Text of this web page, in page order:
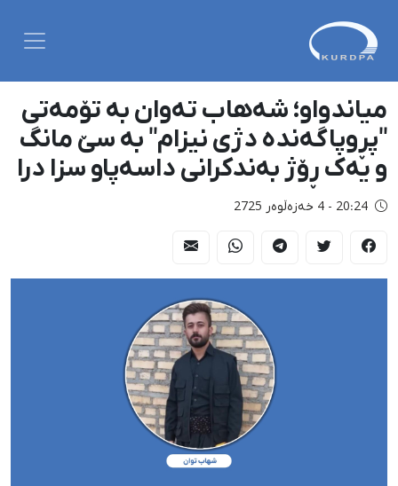
میاندواو؛ شەهاب تەوان بە تۆمەتی
"پڕوپاگەندە دژی نیزام" بە سێ مانگ
و یەک ڕۆژ بەندکرانی داسەپاو سزا درا
20:24 - 4 خەزەڵوەر 2725